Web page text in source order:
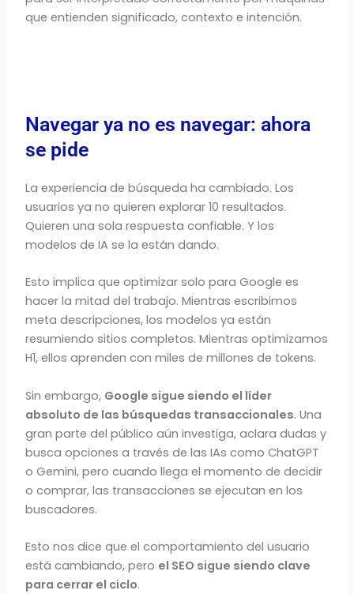
que entienden significado, contexto e intención.
Navegar ya no es navegar: ahora
se pide
La experiencia de búsqueda ha cambiado. Los
usuarios ya no quieren explorar 10 resultados.
Quieren una sola respuesta confiable. Y los
modelos de IA se la están dando.
Esto implica que optimizar solo para Google es
hacer la mitad del trabajo. Mientras escribimos
meta descripciones, los modelos ya están
resumiendo sitios completos. Mientras optimizamos
H1, ellos aprenden con miles de millones de tokens.
Sin embargo, Google sigue siendo el líder
absoluto de las búsquedas transaccionales. Una
gran parte del público aún investiga, aclara dudas y
busca opciones a través de las IAs como ChatGPT
o Gemini, pero cuando llega el momento de decidir
o comprar, las transacciones se ejecutan en los
buscadores.
Esto nos dice que el comportamiento del usuario
está cambiando, pero el SEO sigue siendo clave
para cerrar el ciclo.